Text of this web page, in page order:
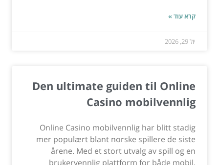
קרא עוד »
יול 29, 2026
Den ultimate guiden til Online
Casino mobilvennlig
Online Casino mobilvennlig har blitt stadig
mer populært blant norske spillere de siste
årene. Med et stort utvalg av spill og en
brukervennlig plattform for både mobil,